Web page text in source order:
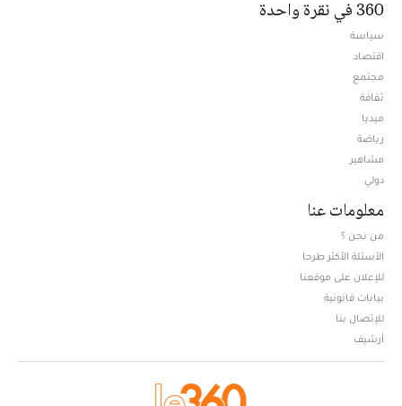
360 في نقرة واحدة
سياسة
اقتصاد
مجتمع
ثقافة
ميديا
رياضة
مشاهير
دولي
معلومات عنا
من نحن ؟
الأسئلة الأكثر طرحا
للإعلان على موقعنا
بيانات قانونية
للإتصال بنا
أرشيف